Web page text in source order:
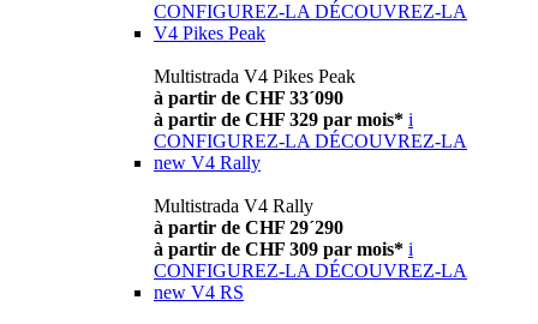
CONFIGUREZ-LA DÉCOUVREZ-LA
V4 Pikes Peak
Multistrada V4 Pikes Peak
à partir de CHF 33´090
à partir de CHF 329 par mois* i
CONFIGUREZ-LA DÉCOUVREZ-LA
new V4 Rally
Multistrada V4 Rally
à partir de CHF 29´290
à partir de CHF 309 par mois* i
CONFIGUREZ-LA DÉCOUVREZ-LA
new V4 RS